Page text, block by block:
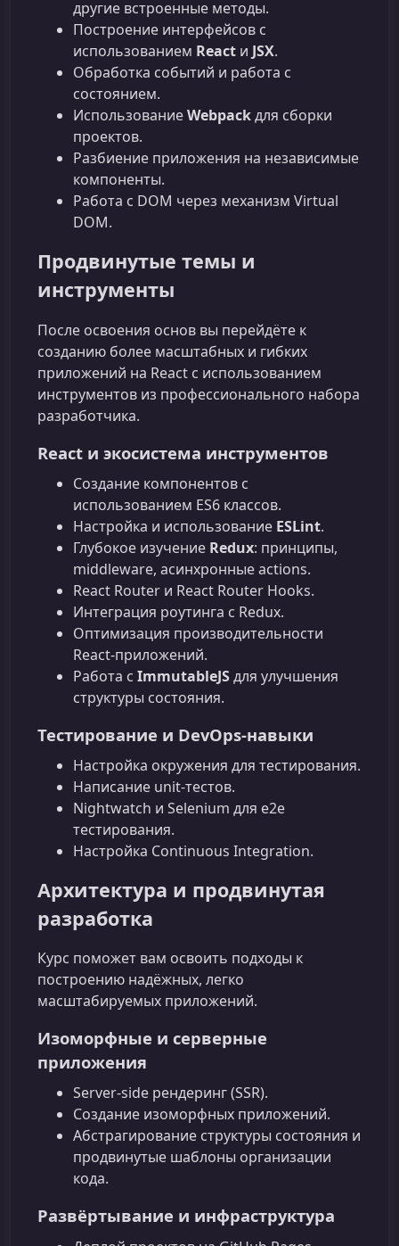
другие встроенные методы.
Построение интерфейсов с
использованием React и JSX.
Обработка событий и работа с
состоянием.
ИспользованиеWebpackдля сборки
проектов.
Разбиение приложения на независимые
компоненты.
Работа с DOM через механизм Virtual
DOM.
Продвинутые темы и
инструменты
После освоения основ вы перейдёте к
созданию более масштабных и гибких
приложений на React с использованием
инструментов из профессионального набора
разработчика.
React и экосистема инструментов
Создание компонентов с
использованием ES6 классов.
Настройка и использование ESLint.
Глубокое изучение Redux: принципы,
middleware, асинхронные actions.
React Router и React Router Hooks.
Интеграция роутинга с Redux.
Оптимизация производительности
React-приложений.
Работа с ImmutableJSдля улучшения
структуры состояния.
Тестирование и DevOps-навыки
Настройка окружения для тестирования.
Написание unit-тестов.
Nightwatch и Selenium для e2e
тестирования.
Настройка Continuous Integration.
Архитектура и продвинутая
разработка
Курс поможет вам освоить подходы к
построению надёжных, легко
масштабируемых приложений.
Изоморфные и серверные
приложения
Server-side рендеринг (SSR).
Создание изоморфных приложений.
Абстрагирование структуры состояния и
продвинутые шаблоны организации
кода.
Развёртывание и инфраструктура